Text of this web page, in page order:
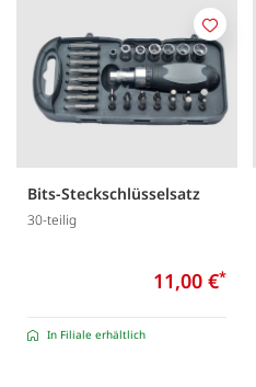
Bits-Steckschlüsselsatz
30-teilig
11,00 €*
In Filiale erhältlich
Merken